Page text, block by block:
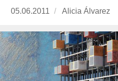
Publicado
05.06.2011 https://
Alicia Álvarez